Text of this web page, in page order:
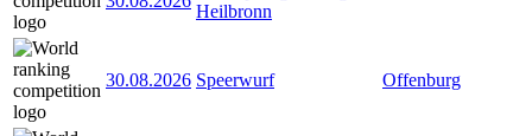
Heilbronn
30.08.2026 Speerwurf Offenburg